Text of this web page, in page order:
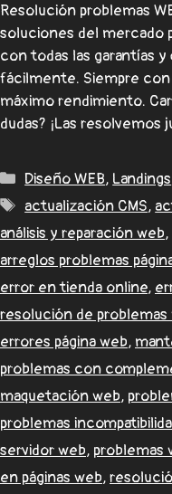
Resolución problemas
soluciones del mercado
con todas las garantías
fácilmente. Siempre
máximo rendimiento.
dudas? ¡Las resolvemos
Diseño WEB, Landings
actualización CMS,
análisis y reparación web,
arreglos problemas
error en tienda online,
resolución de problemas
errores página web,
problemas con
maquetación web,
problemas
servidor web, problemas
en páginas web,